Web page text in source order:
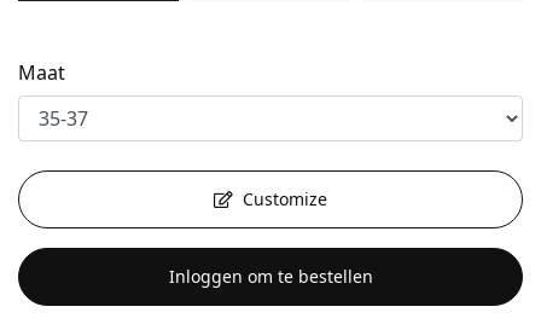
Maat
Customize
Inloggen om te bestellen